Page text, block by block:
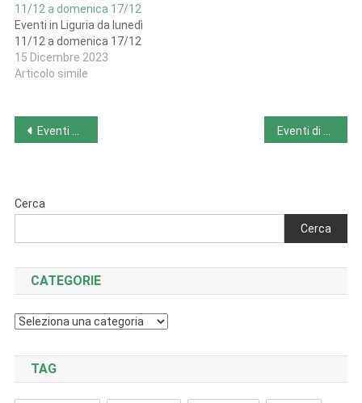
11/12 a domenica 17/12
Eventi in Liguria da lunedì
11/12 a domenica 17/12
15 Dicembre 2023
Articolo simile
Navigazione
Eventi nel Veneto da lunedì 11/12 a domenica 17/12
Cerca
Cerca
CATEGORIE
Categorie
TAG